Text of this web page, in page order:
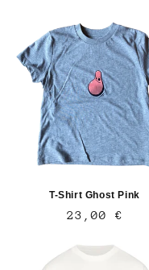
T-Shirt Ghost Pink
Normaler
23,00 €